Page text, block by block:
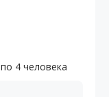
4 человека